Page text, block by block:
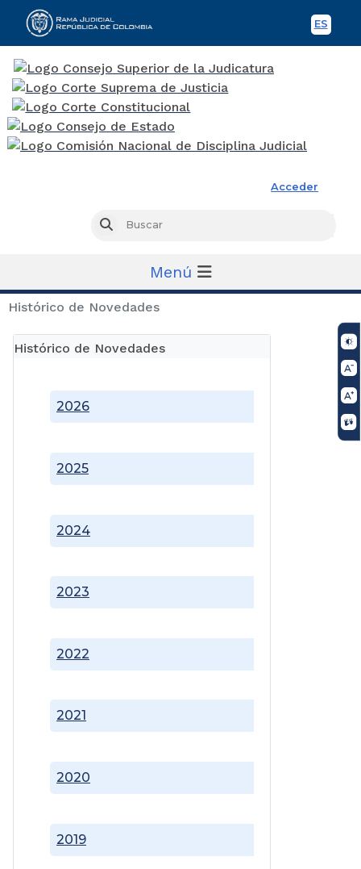
ES
Acceder
Buscar
Menú
Histórico de Novedades
Histórico de Novedades
2019
2020
2021
2022
2023
2024
2025
2026